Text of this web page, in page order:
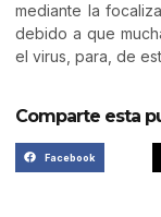
mediante la
debido a que
el virus, para, de
Comparte esta
Facebook